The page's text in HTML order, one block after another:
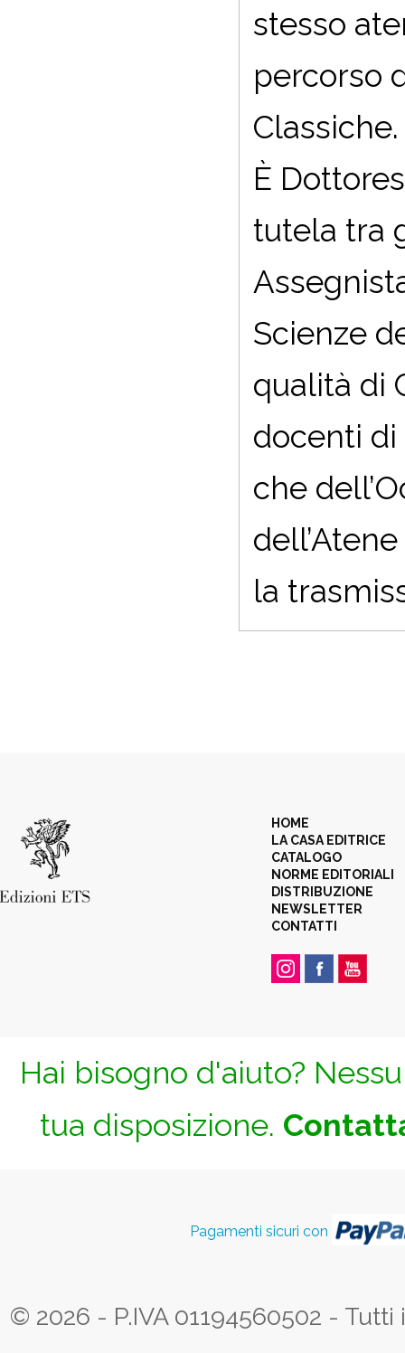
stesso
percorso
Classiche.
È
tutela tra
Scienze
qualità di
docenti di
che
la
HOME
LA CASA EDITRICE
CATALOGO
NORME EDITORIALI
DISTRIBUZIONE
NEWSLETTER
CONTATTI
Hai bisogno d'aiuto?
tua disposizione.
Pagamenti sicuri con
© 2026 - P.IVA 01194560502 -